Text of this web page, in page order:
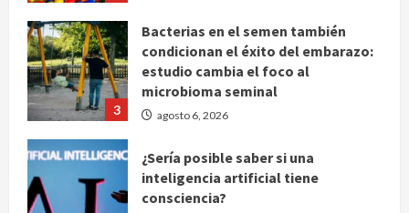
3
Bacterias en el semen también
condicionan el éxito del embarazo:
estudio cambia el foco al
microbioma seminal
agosto 6, 2026
¿Sería posible saber si una
inteligencia artificial tiene
consciencia?